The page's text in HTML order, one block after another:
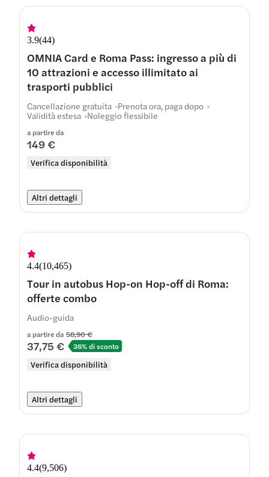
3.9(44)
OMNIA Card e Roma Pass: ingresso a più di
10 attrazioni e accesso illimitato ai
trasporti pubblici
a partire da
149 €
Verifica disponibilità
Cancellazione gratuita Prenota ora, paga dopo
Validità estesa Noleggio flessibile
Altri dettagli
4.4(10,465)
Tour in autobus Hop-on Hop-off di Roma:
offerte combo
a partire da 58,90 €
37,75 € 36% di sconto
Verifica disponibilità
Audio-guida
Altri dettagli
4.4(9,506)